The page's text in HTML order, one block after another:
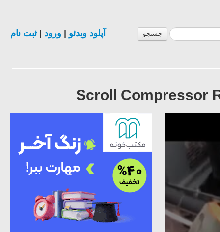
جستجو آپلود ویدئو ورود |ثبت نام
Scroll Compressor